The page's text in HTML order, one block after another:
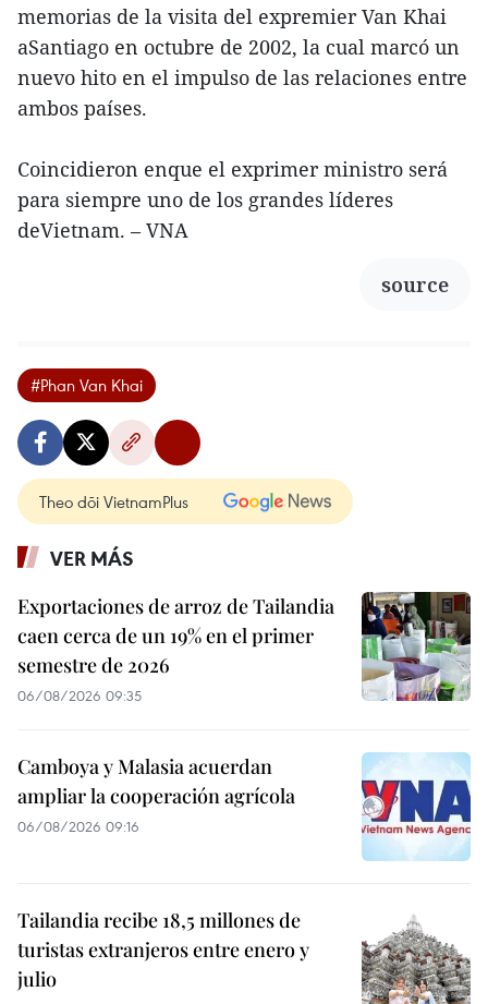
memorias de la visita del expremier Van Khai
aSantiago en octubre de 2002, la cual marcó un
nuevo hito en el impulso de las relaciones entre
ambos países.
Coincidieron enque el exprimer ministro será
para siempre uno de los grandes líderes
deVietnam. – VNA
source
#Phan Van Khai
Theo dõi VietnamPlus
VER MÁS
Exportaciones de arroz de Tailandia
caen cerca de un 19% en el primer
semestre de 2026
06/08/2026 09:35
Camboya y Malasia acuerdan
ampliar la cooperación agrícola
06/08/2026 09:16
Tailandia recibe 18,5 millones de
turistas extranjeros entre enero y
julio